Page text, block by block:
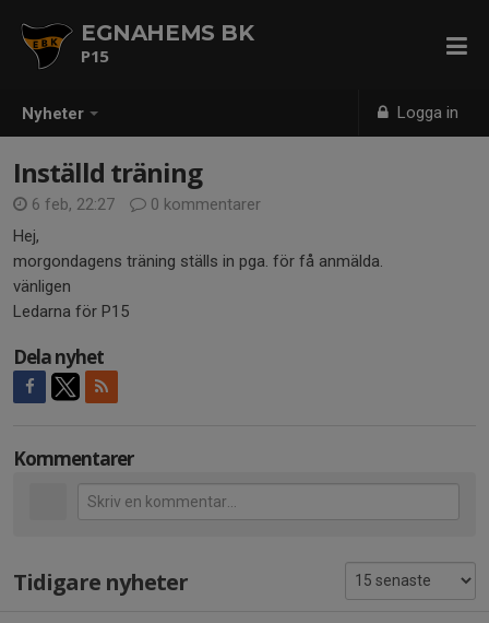
Nyheter Logga in
EGNAHEMS BK
P15
Inställd träning
6 feb, 22:27
0 kommentarer
Hej,
morgondagens träning ställs in pga. för få anmälda.
vänligen
Ledarna för P15
Dela nyhet
Kommentarer
Tidigare nyheter